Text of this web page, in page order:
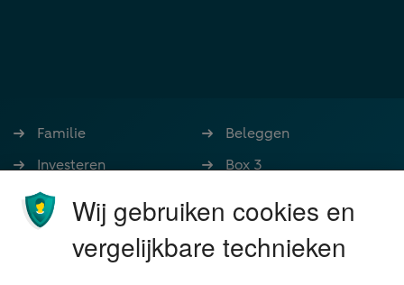
Familie
Investeren
Ondernemen
Stoppen met werken
Wonen
Beleggen
Box 3
Nalatenschap
Schenken
Wij gebruiken cookies en
vergelijkbare technieken